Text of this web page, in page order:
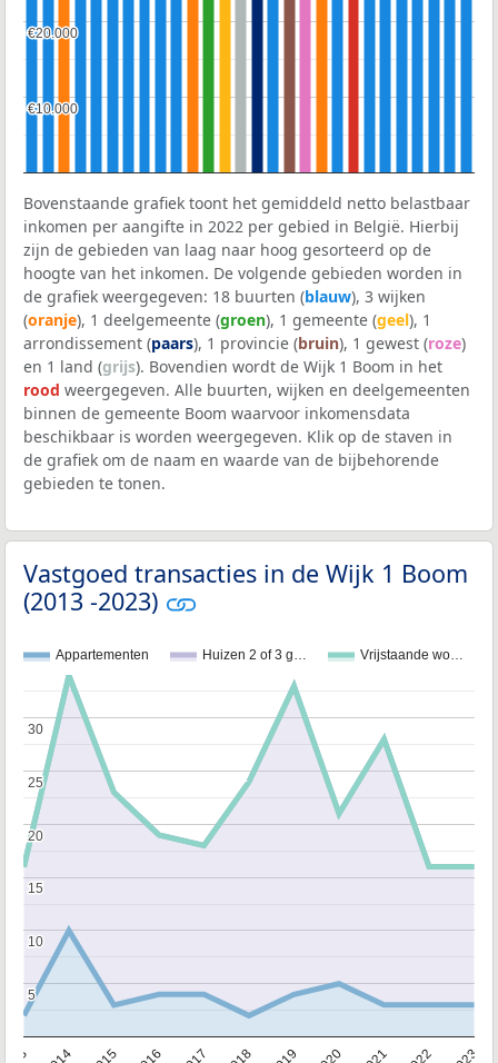
€10.000
€10.000
€20.000
€20.000
Bovenstaande grafiek toont het gemiddeld netto belastbaar
inkomen per aangifte in 2022 per gebied in België. Hierbij
zijn de gebieden van laag naar hoog gesorteerd op de
hoogte van het inkomen. De volgende gebieden worden in
de grafiek weergegeven: 18 buurten (blauw), 3 wijken
(oranje), 1 deelgemeente (groen), 1 gemeente (geel), 1
arrondissement (paars), 1 provincie (bruin), 1 gewest (roze)
en 1 land (grijs). Bovendien wordt de Wijk 1 Boom in het
rood weergegeven. Alle buurten, wijken en deelgemeenten
binnen de gemeente Boom waarvoor inkomensdata
beschikbaar is worden weergegeven. Klik op de staven in
de grafiek om de naam en waarde van de bijbehorende
gebieden te tonen.
Vastgoed transacties in de Wijk 1 Boom
(2013 -2023)
Appartementen Huizen 2 of 3 g… Vrijstaande wo…
5
5
10
10
15
15
20
20
25
25
30
30